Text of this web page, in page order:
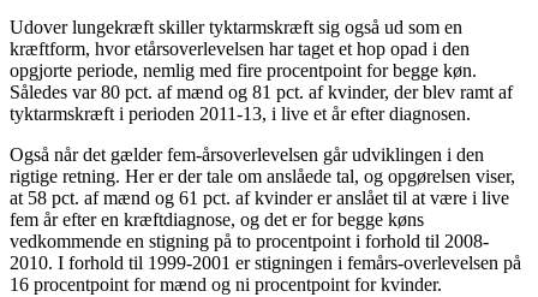
Udover lungekræft skiller tyktarmskræft sig også ud som en
kræftform, hvor etårsoverlevelsen har taget et hop opad i den
opgjorte periode, nemlig med fire procentpoint for begge køn.
Således var 80 pct. af mænd og 81 pct. af kvinder, der blev ramt af
tyktarmskræft i perioden 2011-13, i live et år efter diagnosen.
Også når det gælder fem-årsoverlevelsen går udviklingen i den
rigtige retning. Her er der tale om anslåede tal, og opgørelsen viser,
at 58 pct. af mænd og 61 pct. af kvinder er anslået til at være i live
fem år efter en kræftdiagnose, og det er for begge køns
vedkommende en stigning på to procentpoint i forhold til 2008-
2010. I forhold til 1999-2001 er stigningen i femårs-overlevelsen på
16 procentpoint for mænd og ni procentpoint for kvinder.